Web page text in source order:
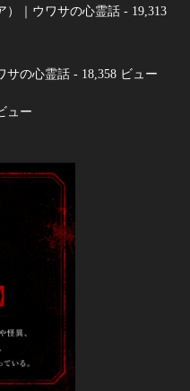
）｜ウワサの心霊話 - 19,313
サの心霊話 - 18,358 ビュー
ュー